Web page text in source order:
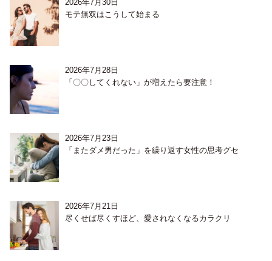
2026年7月30日
モテ無双はこうして始まる
2026年7月28日
「〇〇してくれない」が増えたら要注意！
2026年7月23日
「またダメ男だった」を繰り返す女性の思考グセ
2026年7月21日
尽くせば尽くすほど、愛されなくなるカラクリ